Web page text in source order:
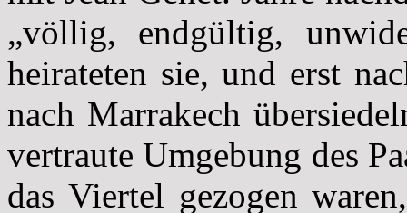
„völlig, endgültig,
heirateten sie, und erst
nach Marrakech
vertraute Umgebung des
das Viertel gezogen